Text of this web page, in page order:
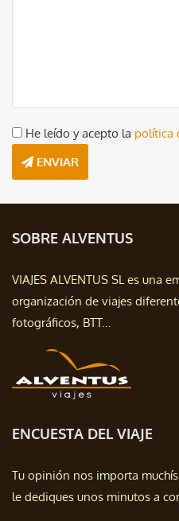
He leído y acepto la política
ENVIAR
SOBRE ALVENTUS
VIAJES ALVENTUS SL es una
organización de viajes
fotográficos, BTT...
ENCUESTA DEL VIAJE
Tu opinión nos importa
le dediques unos minutos a